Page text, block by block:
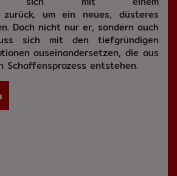
zurück, um ein neues, düsteres
Doch nicht nur er, sondern auch
sich mit den tiefgründigen
auseinandersetzen, die aus
Schaffensprozess entstehen.